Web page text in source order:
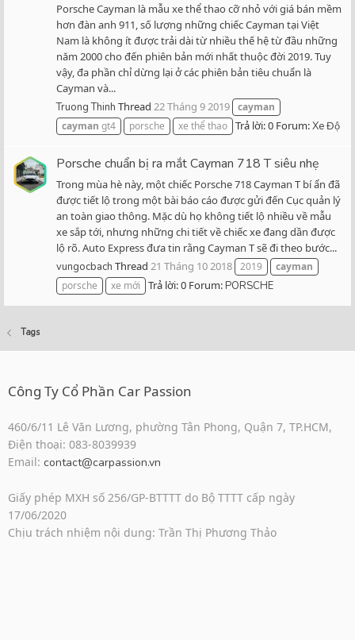
Porsche Cayman là mẫu xe thể thao cỡ nhỏ với giá bán mềm
hơn đàn anh 911, số lượng những chiếc Cayman tại Việt
Nam là không ít được trải dài từ nhiều thế hệ từ đầu những
năm 2000 cho đến phiên bản mới nhất thuộc đời 2019. Tuy
vậy, đa phần chỉ dừng lại ở các phiên bản tiêu chuẩn là
Cayman và...
Truong Thinh Thread 22 Tháng 9 2019 cayman
cayman gt4 porsche xe thể thao Trả lời: 0 Forum:Xe Độ
Porsche chuẩn bị ra mắt Cayman 718 T siêu nhẹ
Trong mùa hè này, một chiếc Porsche 718 Cayman T bí ẩn đã
được tiết lộ trong một bài báo cáo được gửi đến Cục quản lý
an toàn giao thông. Mặc dù họ không tiết lộ nhiều về mẫu
xe sắp tới, nhưng những chi tiết về chiếc xe đang dần được
lộ rõ. Auto Express đưa tin rằng Cayman T sẽ đi theo bước...
vungocbach Thread 21 Tháng 10 2018 2019
cayman
porsche
xe mới Trả lời: 0 Forum:PORSCHE
Tags
Công Ty Cổ Phần Car Passion
460/6/11 Lê Văn Lương, phường Tân Phong, Quận 7, TP.HCM,
Điện thoại: 083-8039939
Email: contact@carpassion.vn
Giấy phép MXH số 256/GP-BTTTT do Bộ TTTT cấp ngày
17/06/2020
Chịu trách nhiệm nội dung: Trần Thị Phương Thảo